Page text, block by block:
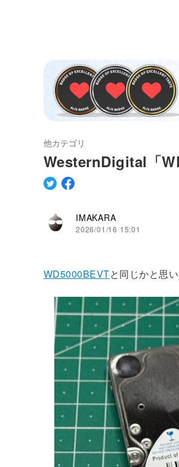
他カテゴリ
WesternDigital「
IMAKARA
2026/01/16 15:01
WD5000BEVTと同じかと思